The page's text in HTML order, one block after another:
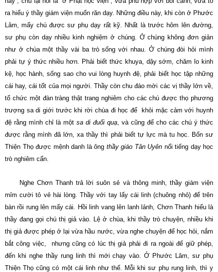
ra hiểu ý thầy giám viện muốn răn dạy. Những điều này, khi còn ở Phước
Lâm, mấy chú được sư phụ dạy rất kỹ. Nhất là trước hôm lên đường,
sư phụ còn dạy nhiều kinh nghiệm ở chúng. Ở chúng không đơn giản
như ở chùa một thầy vài ba trò sống với nhau. Ở chúng đòi hỏi mình
phải tự ý thức nhiều hơn. Phải biết thức khuya, dậy sớm, chăm lo kinh
kệ, học hành, sống sao cho vui lòng huynh đệ, phải biết học tập những
cái hay, cái tốt của mọi người. Thầy còn chu đáo mời các vị thầy lớn về,
tổ chức một đàn tràng thật trang nghiêm cho các chú được thọ phương
trượng sa di giới trước khi rời chùa đi học để khỏi mặc cảm với huynh
đệ rằng mình chỉ là một sa di đuổi quạ, và cũng để cho các chú ý thức
được rằng mình đã lớn, xa thầy thì phải biết tự lực mà tu học. Bổn sư
Thiện Thọ được mệnh danh là ông thầy giáo Tân Uyên nổi tiếng dạy học
trò nghiêm cẩn.
Nghe Chơn Thanh trả lời suôn sẻ và thông minh, thầy giám viện
mỉm cười tỏ vẻ hài lòng. Thầy với tay lấy cái linh (chuông nhỏ) để trên
bàn rồi rung lên mấy cái. Hồi linh vang lên lanh lảnh, Chơn Thanh hiểu là
thầy đang gọi chú thị giả vào. Lệ ở chùa, khi thầy trò chuyện, nhiều khi
thị giả được phép ở lại vừa hầu nước, vừa nghe chuyện để học hỏi, nắm
bắt công việc, nhưng cũng có lúc thị giả phải đi ra ngoài để giữ phép,
đến khi nghe thầy rung linh thì mới chạy vào. Ở Phước Lâm, sư phụ
Thiện Thọ cũng có một cái linh như thế. Mỗi khi sư phụ rung linh, thì y